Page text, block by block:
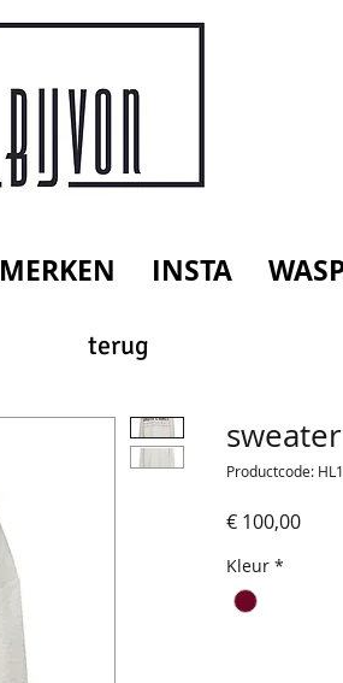
MERKEN INSTA
terug
Productcode:
€ 100,00Prijs
Kleur *